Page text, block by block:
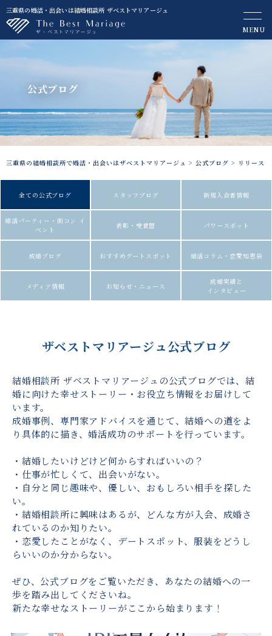
三重県の婚活・出会いは結婚相談所 ザベストマリアージュ
MENU
公式ブログ
三重県の結婚相談所で婚活・出会いはザベストマリアージュ > 公式ブログ > リリース
全ての公式ブログ スタッフブログ 新規入会者情報
婚活パーティー・街コン イ
ベント
表彰・受賞歴 パワースポット
成婚ブログ おすすめデートスポット 婚活コラム・恋愛知恵袋
メディア情報 お知らせ・ニュース
成婚実績と
インタビュー
ザベストマリアージュ公式ブログ
結婚相談所 ザベストマリアージュの公式ブログでは、結
婚に向けた幸せストーリー・お役立ち情報をお届けして
います。
成婚事例、専門家アドバイスを通じて、結婚への道をよ
り具体的に描き、婚活成功のサポートを行っています。
・結婚したいけどけど何からすればいいの？
・仕事が忙しくて、出会いがない。
・自分と同じ趣味や、優しい、おもしろい相手を探した
い。
・結婚相談所に興味はあるが、どんな方が入会、成婚さ
れているのか知りたい。
・恋愛したことがなく、デートスポット、服装をどうし
らいいのか分からない。
ぜひ、公式ブログをご覧いただき、あなたの結婚への一
歩を踏み出してくださいね。
新たな幸せなストーリーがここから始まります！